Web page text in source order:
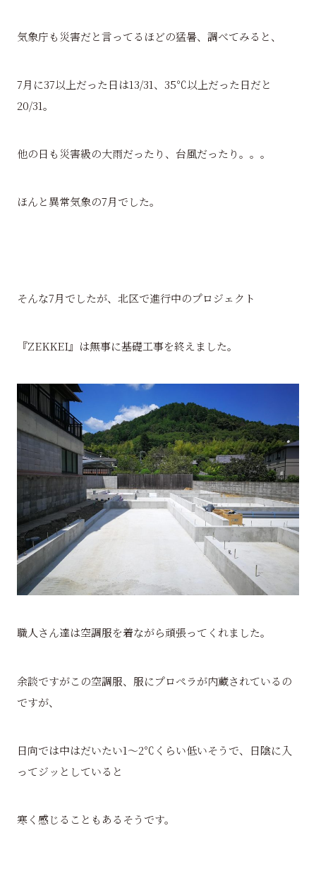
気象庁も災害だと言ってるほどの猛暑、調べてみると、
7月に37以上だった日は13/31、35℃以上だった日だと
20/31。
他の日も災害級の大雨だったり、台風だったり。。。
ほんと異常気象の7月でした。
そんな7月でしたが、北区で進行中のプロジェクト
『ZEKKEI』は無事に基礎工事を終えました。
職人さん達は空調服を着ながら頑張ってくれました。
余談ですがこの空調服、服にプロペラが内蔵されているの
ですが、
日向では中はだいたい1～2℃くらい低いそうで、日陰に入
ってジッとしていると
寒く感じることもあるそうです。